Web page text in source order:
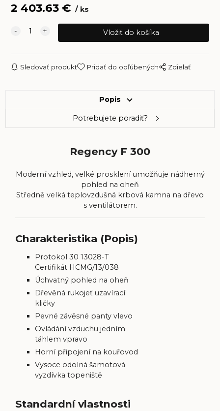
2 403.63€ ks
Sledovať produkt Pridať do obľúbených Zdielať
Popis
Potrebujete poradiť?
Regency F 300
Moderní vzhled, velké prosklení umožňuje nádherný
pohled na oheň
Středně velká teplovzdušná krbová kamna na dřevo
s ventilátorem.
Charakteristika (Popis)
Protokol 30 13028-T
Certifikát HCMG/13/038
Úchvatný pohled na oheň
Dřevěná rukojeť uzavírací
kličky
Pevné závěsné panty vlevo
Ovládání vzduchu jedním
táhlem vpravo
Horní připojení na kouřovod
Vysoce odolná šamotová
vyzdívka topeniště
Standardní vlastnosti